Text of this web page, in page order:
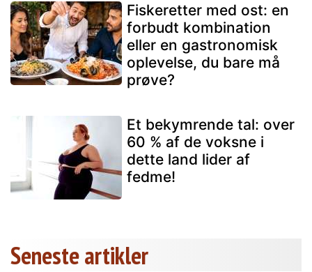
Fiskeretter med ost: en
forbudt kombination
eller en gastronomisk
oplevelse, du bare må
prøve?
Et bekymrende tal: over
60 % af de voksne i
dette land lider af
fedme!
Seneste artikler